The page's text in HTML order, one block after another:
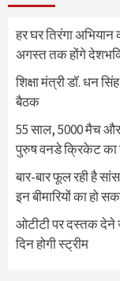
हर घर तिरंगा
अगस्त तक होंगे
शिक्षा मंत्री डॉ. धन
बैठक
55 साल, 5000 मैच
पुरुष वनडे क्रिकेट का
बार-बार फूल रही है
इन बीमारियों का हो
ओटीटी पर दस्तक देने
दिन होगी स्ट्रीम